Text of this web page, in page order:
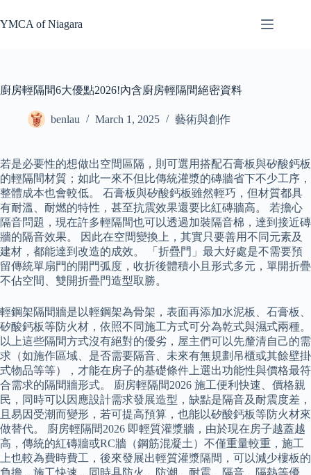
to
content
YMCA of Niagara
廚房輕隔間6大優點2026!內含廚房輕隔間絕密資料
benlau March 1, 2025 藝術與創作
若是必要性的想做出空間區隔，則可選用搭配石膏板與矽酸鈣板
的輕隔間材質；如此一來不但比傳統灌漿的磚牆省下不少工序，
整體成本也會較低。 石膏板與矽酸鈣板雖然輕巧，但材質都具
有耐溫、耐燃的特性，甚至抗震效果還要比紅磚牆高。 若擔心
隔音問題，現在許多輕隔間也可以透過加裝隔音棉，達到接近磚
牆的隔音效果。 因此在空間變換上，其實只要善用不同元素及
建材，都能達到改造的成效。 「折疊門」最大好處是不需要預
留傳統單扇門的開門弧度，收折後體積小且形式多元，單開折疊
不佔空間、雙開折疊門造型取勝。
輕鋼架隔間牆是以輕鋼架為骨架，表面再添加水泥板、石膏板、
矽酸鈣板等防火材，依照不同施工方式可分為乾式與濕式兩種。
以上這些隔間方式沒有絕對的優劣，屋主們可以先釐清自己的需
求（如施作區域、是否需要隔音、未來有無規劃吊櫃或其餘壁掛
式物品等等），才能在房子的基礎條件上選出功能性與價格最符
合需求的隔間牆形式。 廚房輕隔間2026 施工便利快速、價格親
民，同時可以因應設計需求發展造型，缺點是隔音及耐震度差，
且易因受潮而變形，若可提高預算，也能以矽酸鈣板等防火材來
做替代。 廚房輕隔間2026 即輕質灌漿牆，由於現在房子越蓋越
高，傳統的紅磚牆或RC牆（鋼筋混凝土）不僅重量較重，施工
上也較為費時費工，後來發展出輕質灌漿隔間，可以減少樓板的
負擔，施工快速，同時具防火、防潮、耐震、隔音、隔熱等優